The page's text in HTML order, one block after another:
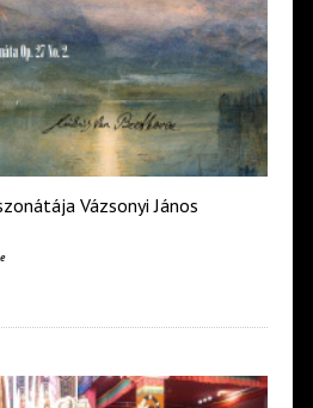
Vázsonyi János